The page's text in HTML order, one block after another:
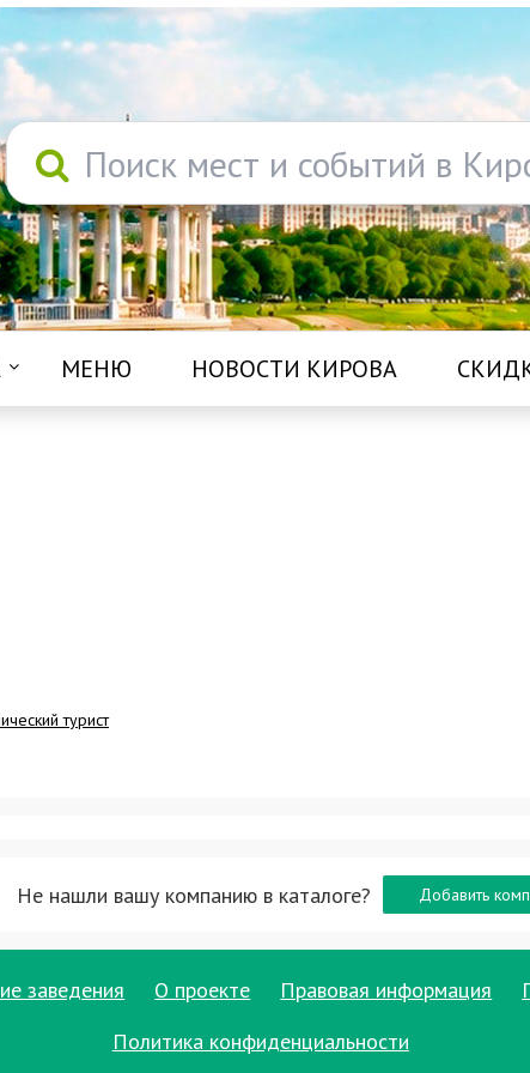
Поиск мест и событий в
МЕНЮ НОВОСТИ КИРОВА
турист
Не нашли вашу компанию в каталоге? Добавить
заведения О проекте Правовая информация
Политика конфиденциальности